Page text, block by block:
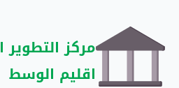
مركز
اقليم الوسط